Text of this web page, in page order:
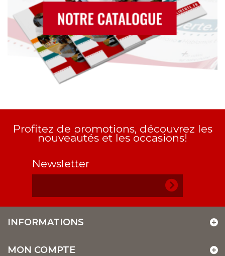
Profitez de promotions, découvrez les
nouveautés et les occasions!
Newsletter
INFORMATIONS
MON COMPTE